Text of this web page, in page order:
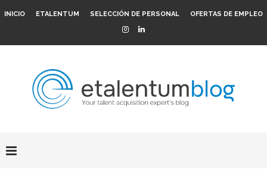
INICIO ETALENTUM SELECCIÓN DE PERSONAL OFERTAS DE EMPLEO